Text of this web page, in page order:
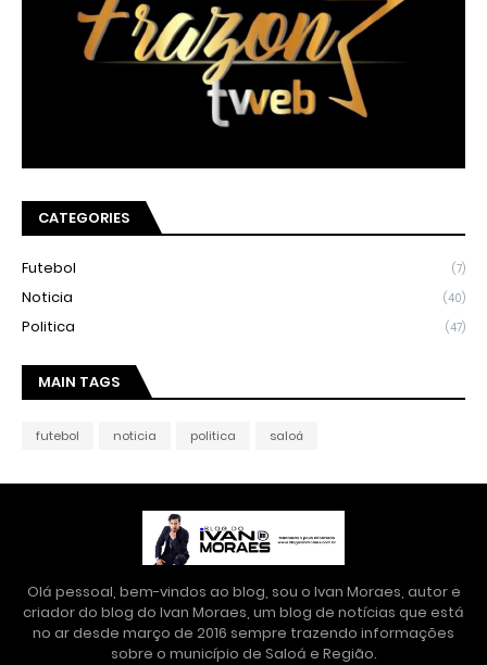
CATEGORIES
Futebol (7)
Noticia (40)
Politica (47)
MAIN TAGS
futebol noticia politica saloá
Olá pessoal, bem-vindos ao blog, sou o Ivan Moraes, autor e
criador do blog do Ivan Moraes, um blog de notícias que está
no ar desde março de 2016 sempre trazendo informações
sobre o município de Saloá e Região.